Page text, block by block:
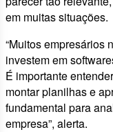
em muitas situações.
“Muitos empresários
investem em
É importante
montar planilhas e
fundamental para
empresa”, alerta.